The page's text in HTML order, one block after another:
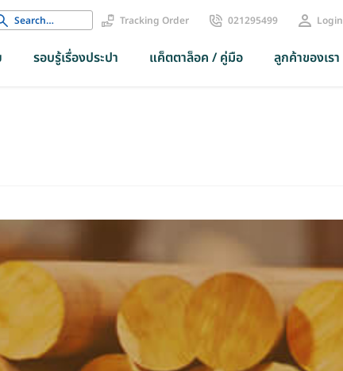
Search
for:
Tracking Order 021295499 Login
รอบรู้เรื่องประปา แค็ตตาล็อค / คู่มือ ลูกค้าของเรา